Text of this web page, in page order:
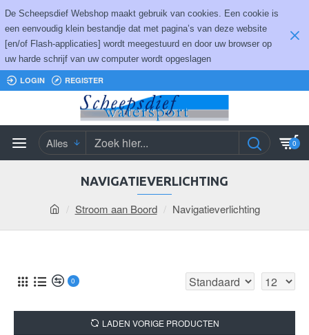
De Scheepsdief Webshop maakt gebruik van cookies. Een cookie is
een eenvoudig klein bestandje dat met pagina’s van deze website
[en/of Flash-applicaties] wordt meegestuurd en door uw browser op
uw harde schrijf van uw computer wordt opgeslagen
LOGIN REGISTER
Alles 0
Stroom aan Boord Navigatieverlichting
NAVIGATIEVERLICHTING
0
LADEN VORIGE PRODUCTEN